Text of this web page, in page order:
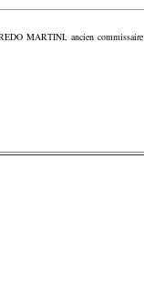
MARTINI, ancien commissaire